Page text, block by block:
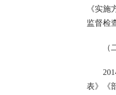
《实
监督检
表》《